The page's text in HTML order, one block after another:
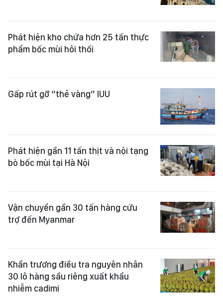
Phát hiện kho chứa hơn 25 tấn thực
phẩm bốc mùi hôi thối
Gấp rút gỡ “thẻ vàng” IUU
Phát hiện gần 11 tấn thịt và nội tạng
bò bốc mùi tại Hà Nội
Vận chuyển gần 30 tấn hàng cứu
trợ đến Myanmar
Khẩn trương điều tra nguyên nhân
30 lô hàng sầu riêng xuất khẩu
nhiễm cadimi